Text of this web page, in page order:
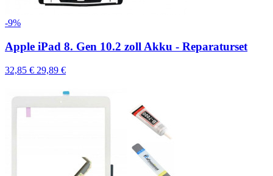
-9%
Apple iPad 8. Gen 10.2 zoll Akku - Reparaturset
32,85 € 29,89 €